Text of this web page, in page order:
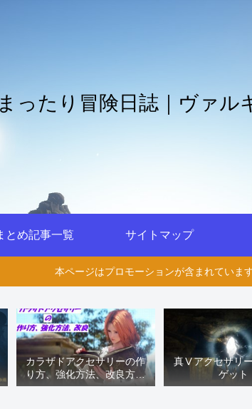
ったり冒険日誌｜ヴァル
とめ記事一覧 サイトマップ
本ページはプロモーションが含まれています
カラザドアクセサリーの作
り方、強化方法、改良方法
などまとめ【黒い砂漠冒険
真Ⅴアクセサリ
ゲット